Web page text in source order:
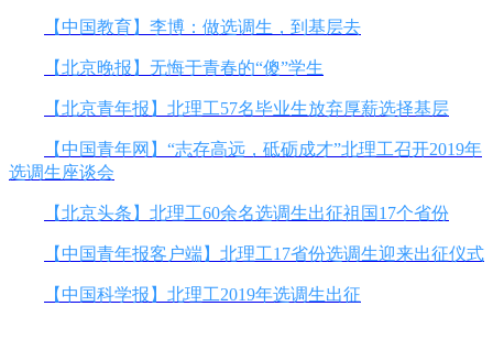
【中国教育】李博：做选调生，到基层去
【北京晚报】无悔于青春的“傻”学生
【北京青年报】北理工57名毕业生放弃厚薪选择基层
【中国青年网】“志存高远，砥砺成才”北理工召开2019年
选调生座谈会
【北京头条】北理工60余名选调生出征祖国17个省份
【中国青年报客户端】北理工17省份选调生迎来出征仪式
【中国科学报】北理工2019年选调生出征